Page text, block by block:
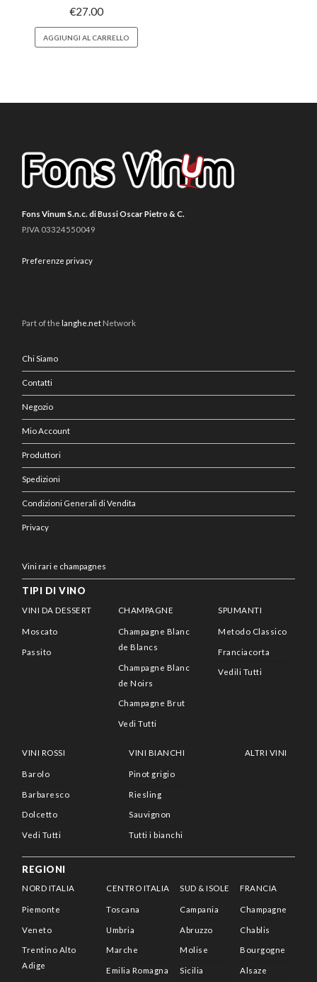
€27.00
AGGIUNGI AL CARRELLO
Fons Vinum S.n.c. di Bussi Oscar Pietro & C.
P.IVA 03324550049
Preferenze privacy
Part of the langhe.net Network
Chi Siamo
Contatti
Negozio
Mio Account
Produttori
Spedizioni
Condizioni Generali di Vendita
Privacy
Vini rari e champagnes
TIPI DI VINO
VINI DA DESSERT
Moscato
Passito
CHAMPAGNE
Champagne Blanc
de Blancs
Champagne Blanc
de Noirs
Champagne Brut
Vedi Tutti
SPUMANTI
Metodo Classico
Franciacorta
Vedili Tutti
VINI ROSSI
Barolo
Barbaresco
Dolcetto
Vedi Tutti
VINI BIANCHI
Pinot grigio
Riesling
Sauvignon
Tutti i bianchi
ALTRI VINI
REGIONI
NORD ITALIA
Piemonte
Veneto
Trentino Alto
Adige
CENTRO ITALIA
Toscana
Umbria
Marche
Emilia Romagna
SUD & ISOLE
Campania
Abruzzo
Molise
Sicilia
FRANCIA
Champagne
Chablis
Bourgogne
Alsaze